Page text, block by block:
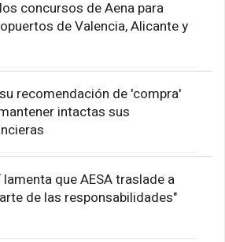
concursos de Aena para
de Valencia, Alicante y
recomendación de 'compra'
intactas sus
que AESA traslade a
de las responsabilidades"